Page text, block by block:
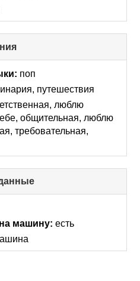
to
collapse
поп
путешествия
люблю
общительная, люблю
требовательная,
to
машину: есть